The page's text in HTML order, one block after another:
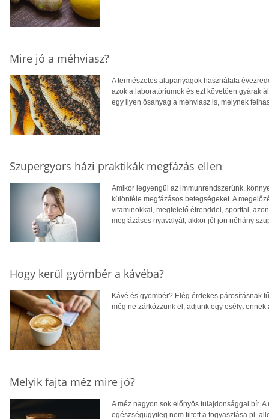
Mire jó a méhviasz?
A természetes alapanyagok használata
azok a laboratóriumok és ezt követően gyárak
egy ilyen ősanyag a méhviasz is, melynek
Szupergyors házi praktikák megfázás ellen
Amikor legyengül az immunrendszerünk,
különféle megfázásos betegségeket. A
vitaminokkal, megfelelő étrenddel, sporttal,
megfázásos nyavalyát, akkor jól jön néhány
Hogy kerül gyömbér a kávéba?
Kávé és gyömbér? Elég érdekes párosításnak
még ne zárkózzunk el, adjunk egy esélyt ennek
Melyik fajta méz mire jó?
A méz nagyon sok előnyös tulajdonsággal bír.
egészségügyileg nem tiltott a fogyasztása pl.